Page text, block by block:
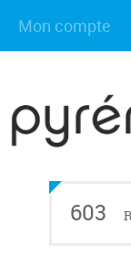
Mon compte
603